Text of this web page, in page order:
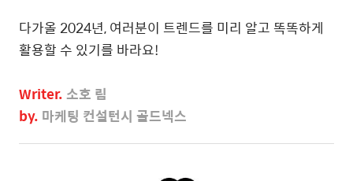
다가올 2024년, 여러분이 트렌드를 미리 알고 똑똑하게
활용할 수 있기를 바라요!
Writer.소호 림
by. 마케팅 컨설턴시 골드넥스